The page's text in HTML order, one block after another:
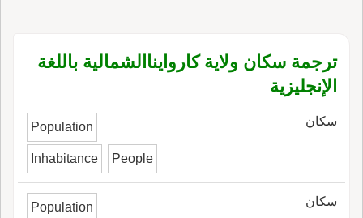
ترجمة سكان ولاية كاروايناالشمالية باللغة
الإنجليزية
سكان Population
Inhabitance People
سكان Population